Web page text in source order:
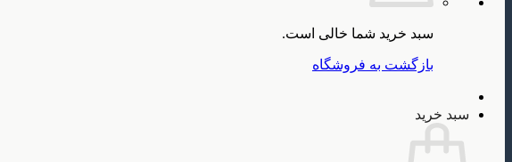
سبد خرید شما خالی است.
بازگشت به فروشگاه
سبد خرید